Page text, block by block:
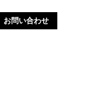
お問い合わせ